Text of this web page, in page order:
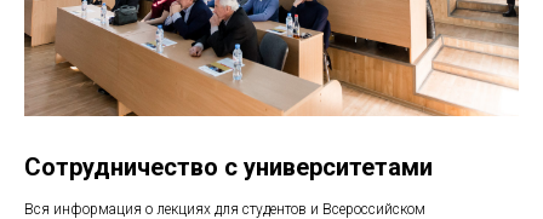
Сотрудничество с университетами
Вся информация о лекциях для студентов и Всероссийском